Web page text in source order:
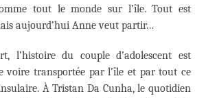
tout le monde sur l’île. Tout est
aujourd’hui Anne veut partir…
l’histoire du couple d’adolescent est
voire transportée par l’île et par tout ce
À Tristan Da Cunha, le quotidien